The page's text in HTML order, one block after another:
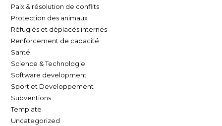
Paix & résolution de conflits
Protection des animaux
Réfugiés et déplacés internes
Renforcement de capacité
Santé
Science & Technologie
Software development
Sport et Developpement
Subventions
Template
Uncategorized